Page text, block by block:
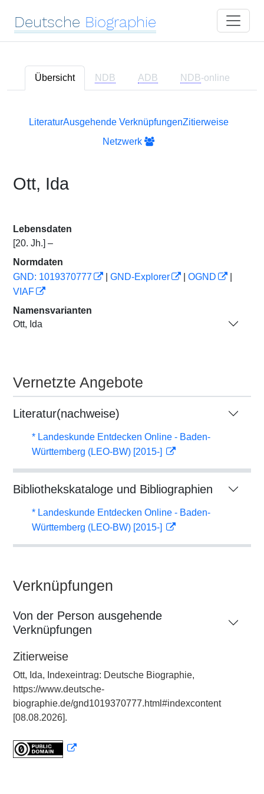
Deutsche Biographie
Übersicht NDB ADB NDB-online
LiteraturAusgehende VerknüpfungenZitierweise
Netzwerk
Ott, Ida
Lebensdaten
[20. Jh.] –
Normdaten
GND: 1019370777
GND-Explorer OGND
VIAF
Namensvarianten
Ott, Ida
Vernetzte Angebote
Literatur(nachweise)
* Landeskunde Entdecken Online - Baden-
Württemberg (LEO-BW) [2015-]
Bibliothekskataloge und Bibliographien
* Landeskunde Entdecken Online - Baden-
Württemberg (LEO-BW) [2015-]
Verknüpfungen
Von der Person ausgehende
Verknüpfungen
Zitierweise
Ott, Ida, Indexeintrag: Deutsche Biographie,
https://www.deutsche-
biographie.de/gnd1019370777.html#indexcontent
[08.08.2026].